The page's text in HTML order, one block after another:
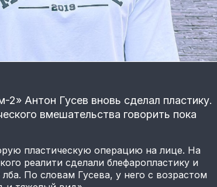
Антон Гусев вновь сделал пластику.
вмешательства говорить пока
пластическую операцию на лице. На
реалити сделали блефаропластику и
По словам Гусева, у него с возрастом